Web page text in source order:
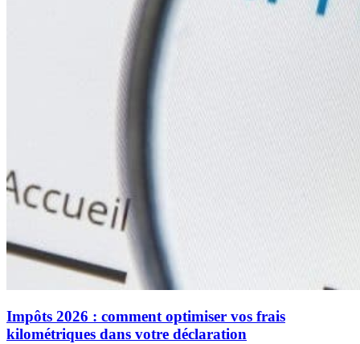
Impôts 2026 : comment optimiser vos frais
kilométriques dans votre déclaration